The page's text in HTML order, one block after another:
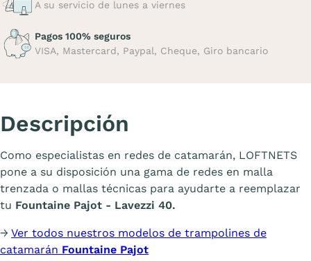
A su servicio de lunes a viernes
Pagos 100% seguros
VISA, Mastercard, Paypal, Cheque, Giro bancario
Descripción
Como especialistas en redes de catamarán, LOFTNETS
pone a su disposición una gama de redes en malla
trenzada o mallas técnicas para ayudarte a reemplazar
tu Fountaine Pajot - Lavezzi 40.
→ Ver todos nuestros modelos de trampolines de
catamarán Fountaine Pajot